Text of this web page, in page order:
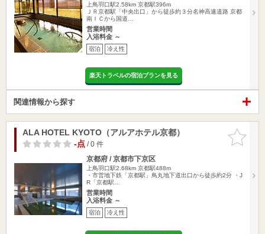
上鳥羽口駅2.58km 京都駅396m
ＪＲ京都駅「中央出口」から徒歩約３分名神高速道路 京都
南ＩＣから国道…
営業時間
入浴料金 ～
宿泊 冷え性
楽天トラベルの宿泊プランを見る
関連情報から探す
お気に入
りに追加
ALA HOTEL KYOTO（アルアホテル京都）
-点/ 0 件
京都府 / 京都市下京区
上鳥羽口駅2.68km 京都駅488m
・市営地下鉄「京都駅」鳥丸地下道出口から徒歩約2分 ・J
R「京都駅…
営業時間
入浴料金 ～
宿泊 冷え性